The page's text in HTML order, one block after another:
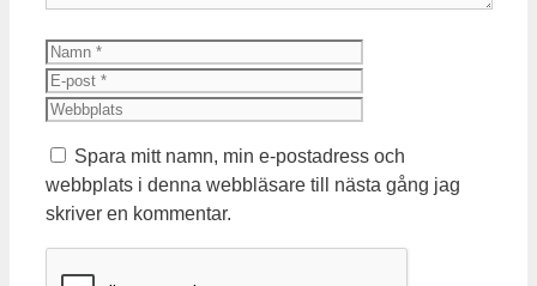
Namn
Spara mitt namn, min e-postadress och
webbplats i denna webbläsare till nästa gång jag
skriver en kommentar.